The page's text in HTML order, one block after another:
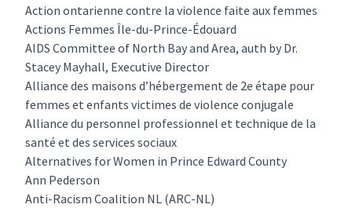
Action ontarienne contre la violence faite aux femmes
Actions Femmes Île-du-Prince-Édouard
AIDS Committee of North Bay and Area, auth by Dr.
Stacey Mayhall, Executive Director
Alliance des maisons d’hébergement de 2e étape pour
femmes et enfants victimes de violence conjugale
Alliance du personnel professionnel et technique de la
santé et des services sociaux
Alternatives for Women in Prince Edward County
Ann Pederson
Anti-Racism Coalition NL (ARC-NL)